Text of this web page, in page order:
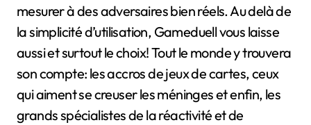
mesurer à des adversaires bien réels. Au delà de
la simplicité d’utilisation, Gameduell vous laisse
aussi et surtout le choix! Tout le monde y trouvera
son compte: les accros de jeux de cartes, ceux
qui aiment se creuser les méninges et enfin, les
grands spécialistes de la réactivité et de